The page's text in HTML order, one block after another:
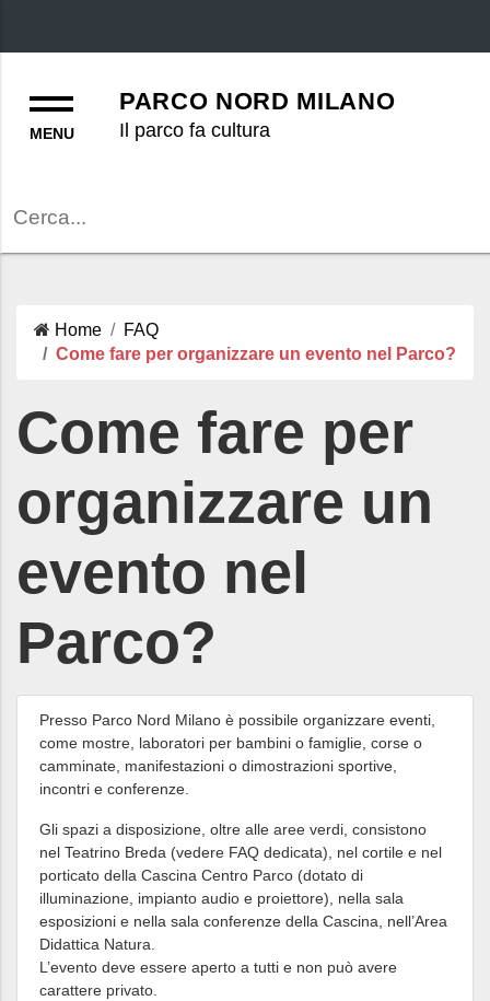
PARCO NORD MILANO
Il parco fa cultura
Home
FAQ
Come fare per organizzare un evento nel Parco?
Come fare per
organizzare un
evento nel
Parco?
Presso Parco Nord Milano è possibile organizzare eventi,
come mostre, laboratori per bambini o famiglie, corse o
camminate, manifestazioni o dimostrazioni sportive,
incontri e conferenze.
Gli spazi a disposizione, oltre alle aree verdi, consistono
nel Teatrino Breda (vedere FAQ dedicata), nel cortile e nel
porticato della Cascina Centro Parco (dotato di
illuminazione, impianto audio e proiettore), nella sala
esposizioni e nella sala conferenze della Cascina, nell’Area
Didattica Natura.
L’evento deve essere aperto a tutti e non può avere
carattere privato.